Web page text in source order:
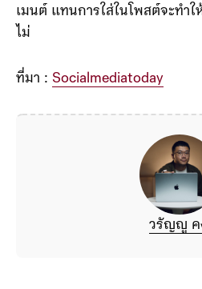
เมนต์ แทนการใส่ในโพสต์จะทำใ
ไม่
ที่มา : Socialmediatoday
วรัญญู ค